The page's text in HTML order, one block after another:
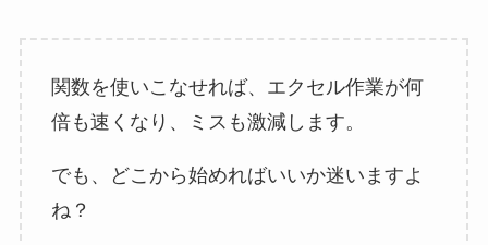
関数を使いこなせれば、エクセル作業が何
倍も速くなり、ミスも激減します。
でも、どこから始めればいいか迷いますよ
ね？